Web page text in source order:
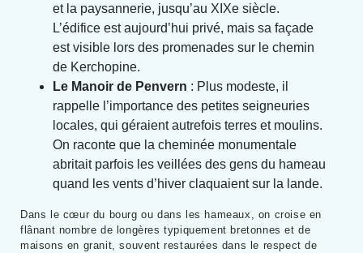
et la paysannerie, jusqu’au XIXe siècle.
L’édifice est aujourd’hui privé, mais sa façade
est visible lors des promenades sur le chemin
de Kerchopine.
Le Manoir de Penvern : Plus modeste, il
rappelle l’importance des petites seigneuries
locales, qui géraient autrefois terres et moulins.
On raconte que la cheminée monumentale
abritait parfois les veillées des gens du hameau
quand les vents d’hiver claquaient sur la lande.
Dans le cœur du bourg ou dans les hameaux, on croise en
flânant nombre de longères typiquement bretonnes et de
maisons en granit, souvent restaurées dans le respect de